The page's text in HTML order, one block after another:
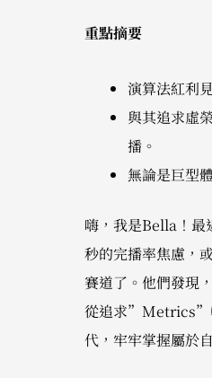
重點摘要
演算法紅利
與其追求虛
播。
無論是巨型
嗨，我是Bella！最
秒的完播率焦慮，
賽道了。他們發現
從追求”Metrics”
代，牢牢掌握屬於